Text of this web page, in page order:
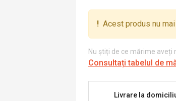
! Acest produs nu
Nu știți de ce mărime aveți
Consultați tabelul de
Livrare la